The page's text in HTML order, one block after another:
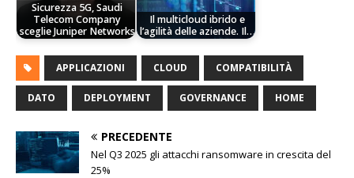
Sicurezza 5G, Saudi
Telecom Company
sceglie Juniper Networks
Il multicloud ibrido e
l’agilità delle aziende. Il…
APPLICAZIONI CLOUD COMPATIBILITÀ
DATO DEPLOYMENT GOVERNANCE HOME
PRECEDENTE
Nel Q3 2025 gli attacchi ransomware in crescita del
25%